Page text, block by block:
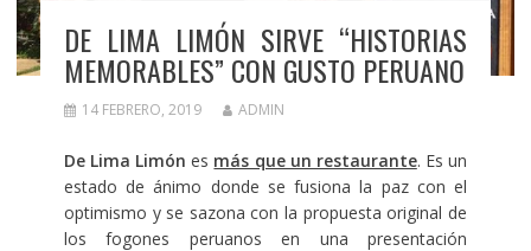
DE LIMA LIMÓN SIRVE “HISTORIAS
MEMORABLES” CON GUSTO PERUANO
14 FEBRERO, 2019 ADMIN
De Lima Limón es más que un restaurante. Es un
estado de ánimo donde se fusiona la paz con el
optimismo y se sazona con la propuesta original de
los fogones peruanos en una presentación